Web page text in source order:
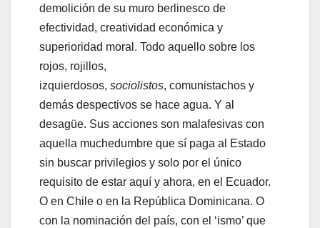
demolición de su muro berlinesco de
efectividad, creatividad económica y
superioridad moral. Todo aquello sobre los
rojos, rojillos,
izquierdosos, sociolistos, comunistachos y
demás despectivos se hace agua. Y al
desagüe. Sus acciones son malafesivas con
aquella muchedumbre que sí paga al Estado
sin buscar privilegios y solo por el único
requisito de estar aquí y ahora, en el Ecuador.
O en Chile o en la República Dominicana. O
con la nominación del país, con el ‘ismo’ que